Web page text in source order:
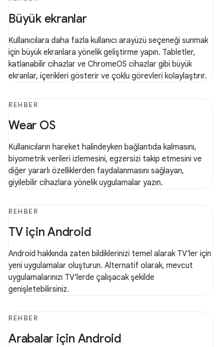
Büyük ekranlar
Kullanıcılara daha fazla kullanıcı arayüzü seçeneği sunmak
için büyük ekranlara yönelik geliştirme yapın. Tabletler,
katlanabilir cihazlar ve ChromeOS cihazlar gibi büyük
ekranlar, içerikleri gösterir ve çoklu görevleri kolaylaştırır.
REHBER
Wear OS
Kullanıcıların hareket halindeyken bağlantıda kalmasını,
biyometrik verileri izlemesini, egzersizi takip etmesini ve
diğer yararlı özelliklerden faydalanmasını sağlayan,
giyilebilir cihazlara yönelik uygulamalar yazın.
REHBER
TV için Android
Android hakkında zaten bildiklerinizi temel alarak TV'ler için
yeni uygulamalar oluşturun. Alternatif olarak, mevcut
uygulamalarınızı TV'lerde çalışacak şekilde
genişletebilirsiniz.
REHBER
Arabalar için Android